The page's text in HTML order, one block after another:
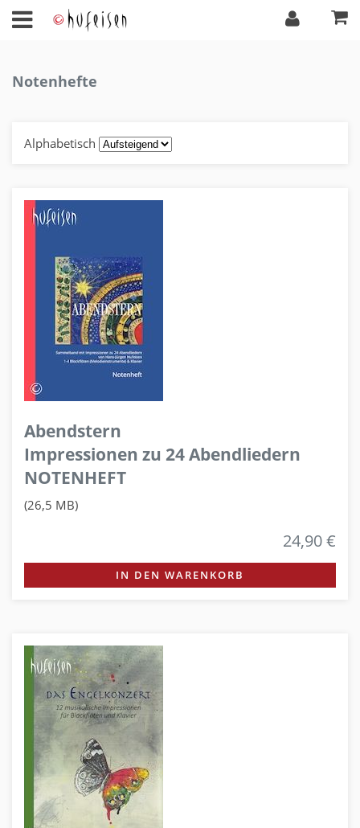
Notenhefte
Alphabetisch
Abendstern
Impressionen zu 24 Abendliedern
NOTENHEFT
(26,5 MB)
24,90 €
IN DEN WARENKORB